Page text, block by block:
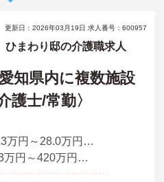
更新日：2026年03月19日 求人番号：600957
まわり邸の介護職求人
知県内に複数施設
護士/常勤〉
月収 20.3万円～28.0万円程度（諸手当込）
年収 313万円～420万円程度（諸手当込・賞与込）